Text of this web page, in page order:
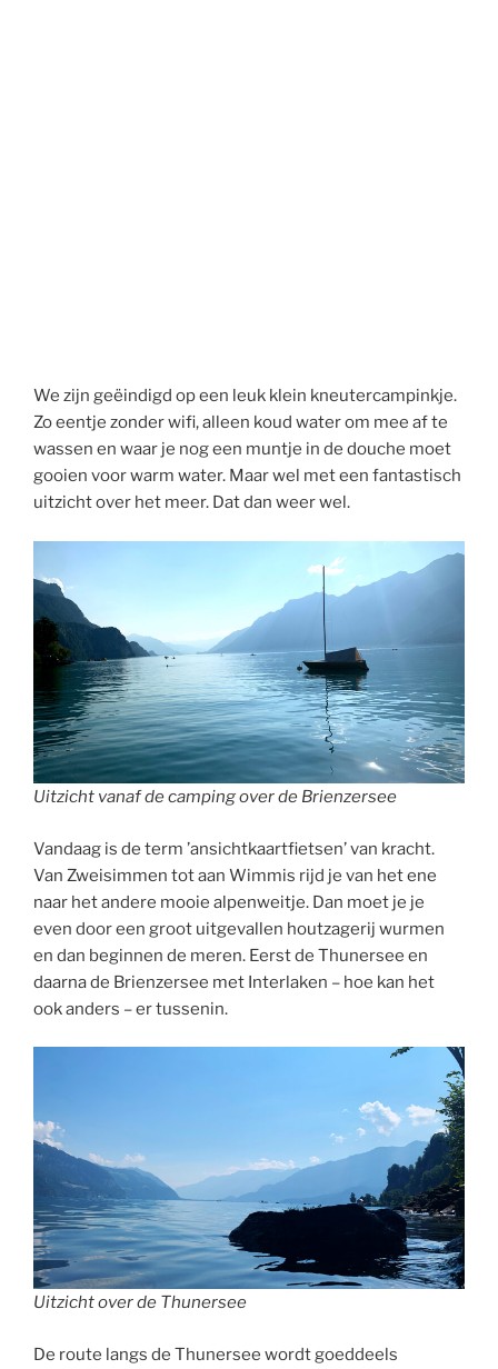
We zijn geëindigd op een leuk klein kneutercampinkje.
Zo eentje zonder wifi, alleen koud water om mee af te
wassen en waar je nog een muntje in de douche moet
gooien voor warm water. Maar wel met een fantastisch
uitzicht over het meer. Dat dan weer wel.
Uitzicht vanaf de camping over de Brienzersee
Vandaag is de term ’ansichtkaartfietsen’ van kracht.
Van Zweisimmen tot aan Wimmis rijd je van het ene
naar het andere mooie alpenweitje. Dan moet je je
even door een groot uitgevallen houtzagerij wurmen
en dan beginnen de meren. Eerst de Thunersee en
daarna de Brienzersee met Interlaken – hoe kan het
ook anders – er tussenin.
Uitzicht over de Thunersee
De route langs de Thunersee wordt goeddeels